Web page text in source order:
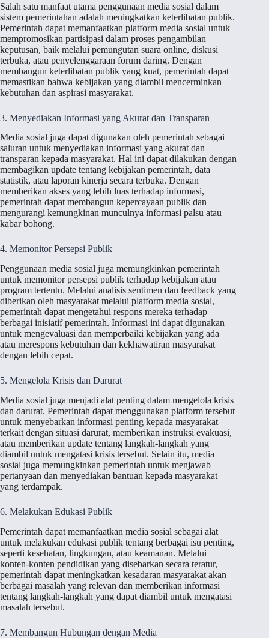
Salah satu manfaat utama penggunaan media sosial dalam
sistem pemerintahan adalah meningkatkan keterlibatan publik.
Pemerintah dapat memanfaatkan platform media sosial untuk
mempromosikan partisipasi dalam proses pengambilan
keputusan, baik melalui pemungutan suara online, diskusi
terbuka, atau penyelenggaraan forum daring. Dengan
membangun keterlibatan publik yang kuat, pemerintah dapat
memastikan bahwa kebijakan yang diambil mencerminkan
kebutuhan dan aspirasi masyarakat.
3. Menyediakan Informasi yang Akurat dan Transparan
Media sosial juga dapat digunakan oleh pemerintah sebagai
saluran untuk menyediakan informasi yang akurat dan
transparan kepada masyarakat. Hal ini dapat dilakukan dengan
membagikan update tentang kebijakan pemerintah, data
statistik, atau laporan kinerja secara terbuka. Dengan
memberikan akses yang lebih luas terhadap informasi,
pemerintah dapat membangun kepercayaan publik dan
mengurangi kemungkinan munculnya informasi palsu atau
kabar bohong.
4. Memonitor Persepsi Publik
Penggunaan media sosial juga memungkinkan pemerintah
untuk memonitor persepsi publik terhadap kebijakan atau
program tertentu. Melalui analisis sentimen dan feedback yang
diberikan oleh masyarakat melalui platform media sosial,
pemerintah dapat mengetahui respons mereka terhadap
berbagai inisiatif pemerintah. Informasi ini dapat digunakan
untuk mengevaluasi dan memperbaiki kebijakan yang ada
atau merespons kebutuhan dan kekhawatiran masyarakat
dengan lebih cepat.
5. Mengelola Krisis dan Darurat
Media sosial juga menjadi alat penting dalam mengelola krisis
dan darurat. Pemerintah dapat menggunakan platform tersebut
untuk menyebarkan informasi penting kepada masyarakat
terkait dengan situasi darurat, memberikan instruksi evakuasi,
atau memberikan update tentang langkah-langkah yang
diambil untuk mengatasi krisis tersebut. Selain itu, media
sosial juga memungkinkan pemerintah untuk menjawab
pertanyaan dan menyediakan bantuan kepada masyarakat
yang terdampak.
6. Melakukan Edukasi Publik
Pemerintah dapat memanfaatkan media sosial sebagai alat
untuk melakukan edukasi publik tentang berbagai isu penting,
seperti kesehatan, lingkungan, atau keamanan. Melalui
konten-konten pendidikan yang disebarkan secara teratur,
pemerintah dapat meningkatkan kesadaran masyarakat akan
berbagai masalah yang relevan dan memberikan informasi
tentang langkah-langkah yang dapat diambil untuk mengatasi
masalah tersebut.
7. Membangun Hubungan dengan Media